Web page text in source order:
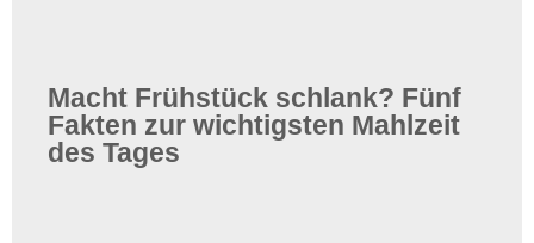
Macht Frühstück schlank? Fünf
Fakten zur wichtigsten Mahlzeit
des Tages